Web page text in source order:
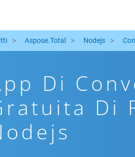
Aspose.Total Nodejs
Di
Di